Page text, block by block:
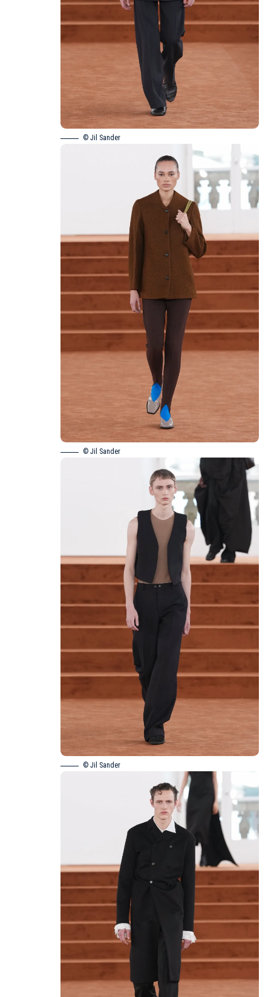
© Jil Sander
© Jil Sander
© Jil Sander